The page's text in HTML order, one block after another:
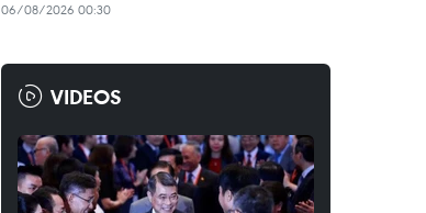
06/08/2026 00:30
VIDEOS